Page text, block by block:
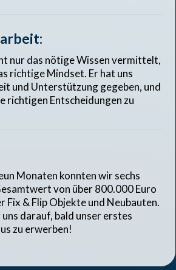
nur das nötige Wissen vermittelt,
richtige Mindset. Er hat uns
und Unterstützung gegeben, und
richtigen Entscheidungen zu
Monaten konnten wir sechs
von über 800.000 Euro
Fix & Flip Objekte und Neubauten.
darauf, bald unser erstes
zu erwerben!